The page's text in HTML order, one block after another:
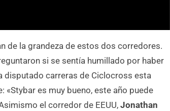
de la grandeza de estos dos corredores.
si se sentía humillado por haber
disputado carreras de Ciclocross esta
es muy bueno, este año puede
el corredor de EEUU,Jonathan